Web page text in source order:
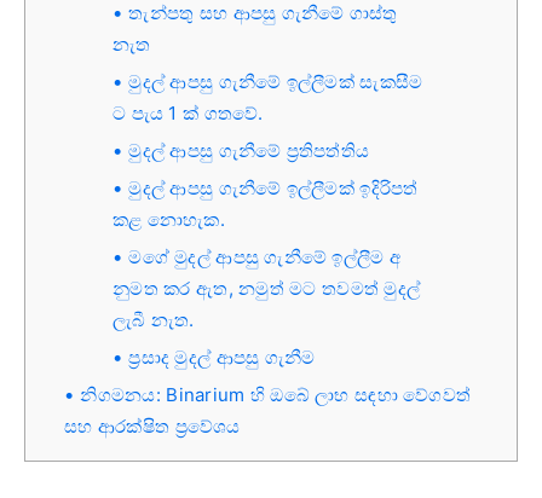
තැන්පතු සහ ආපසු ගැනීමේ ගාස්තු
නැත
මුදල් ආපසු ගැනීමේ ඉල්ලීමක් සැකසීම
ට පැය 1 ක් ගතවේ.
මුදල් ආපසු ගැනීමේ ප්‍රතිපත්තිය
මුදල් ආපසු ගැනීමේ ඉල්ලීමක් ඉදිරිපත්
කළ නොහැක.
මගේ මුදල් ආපසු ගැනීමේ ඉල්ලීම අ
නුමත කර ඇත, නමුත් මට තවමත් මුදල්
ලැබී නැත.
ප්‍රසාද මුදල් ආපසු ගැනීම
නිගමනය: Binarium හි ඔබේ ලාභ සඳහා වේගවත්
සහ ආරක්ෂිත ප්‍රවේශය